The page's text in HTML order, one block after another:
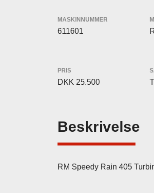
MASKINNUMMER
611601
PRIS
DKK 25.500
Beskrivelse
RM Speedy Rain 405